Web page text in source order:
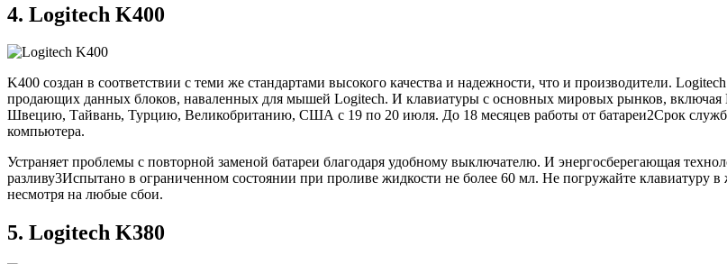
4. Logitech K400
K400 создан в соответствии с теми же стандартами высокого качества и надежности, что и производители.
продающих данных блоков, наваленных для мышей Logitech. И клавиатуры с основных мировых рынков,
Швецию, Тайвань, Турцию, Великобританию, США с 19 по 20 июля. До 18 месяцев работы от батареи2Срок службы
компьютера.
Устраняет проблемы с повторной заменой батареи благодаря удобному выключателю. И энергосберегающая
разливу3Испытано в ограниченном состоянии при проливе жидкости не более 60 мл. Не погружайте клавиатуру
несмотря на любые сбои.
5. Logitech K380